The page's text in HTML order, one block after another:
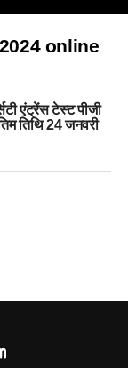
online
एंट्रेंस टेस्ट पीजी
तिथि 24 जनवरी